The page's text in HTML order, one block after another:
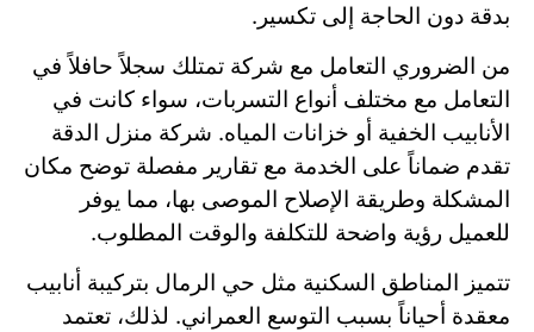
بدقة دون الحاجة إلى تكسير.
من الضروري التعامل مع شركة تمتلك سجلاً حافلاً في
التعامل مع مختلف أنواع التسربات، سواء كانت في
الأنابيب الخفية أو خزانات المياه. شركة منزل الدقة
تقدم ضماناً على الخدمة مع تقارير مفصلة توضح مكان
المشكلة وطريقة الإصلاح الموصى بها، مما يوفر
للعميل رؤية واضحة للتكلفة والوقت المطلوب.
تتميز المناطق السكنية مثل حي الرمال بتركيبة أنابيب
معقدة أحياناً بسبب التوسع العمراني. لذلك، تعتمد